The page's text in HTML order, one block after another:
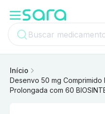
Início
Desenvo 50 mg
Prolongada com 60